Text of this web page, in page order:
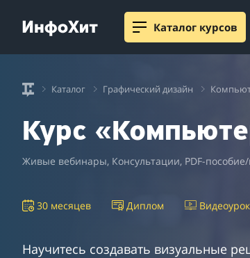
Каталог курсов
Каталог Графический дизайн
Курс
Живые вебинары, Консультации, PDF-
30 месяцев Диплом
Научитесь создавать визуальные